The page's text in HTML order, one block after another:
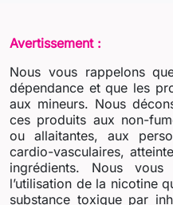
Avertissement :
Nous vous rappelons
dépendance et que les
aux mineurs. Nous
ces produits aux non-
ou allaitantes, aux
cardio-vasculaires,
ingrédients. Nous
l’utilisation de la nicotine
substance toxique par